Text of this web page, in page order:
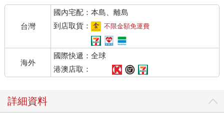
台灣
國內宅配：本島、離島
到店取貨：
不限金額免運費
海外
國際快遞：全球
港澳店取：
詳細資料